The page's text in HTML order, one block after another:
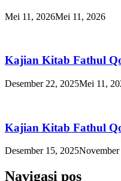
Mei 11, 2026Mei 11, 2026
Kajian Kitab Fathul
Desember 22, 2025Mei 11,
Kajian Kitab Fathul
Desember 15, 2025
Navigasi pos